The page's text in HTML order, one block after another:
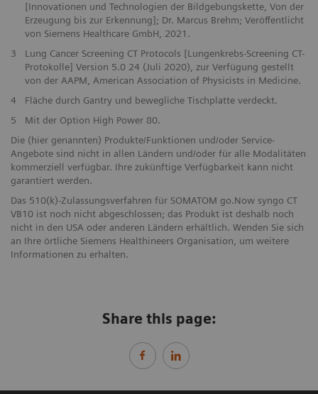
[Innovationen und Technologien der Bildgebungskette, Von der
Erzeugung bis zur Erkennung]; Dr. Marcus Brehm; Veröffentlicht
von Siemens Healthcare GmbH, 2021.
3
Lung Cancer Screening CT Protocols [Lungenkrebs-Screening CT-
Protokolle] Version 5.0 24 (Juli 2020), zur Verfügung gestellt
von der AAPM, American Association of Physicists in Medicine.
4
Fläche durch Gantry und bewegliche Tischplatte verdeckt.
5
Mit der Option High Power 80.
Die (hier genannten) Produkte/Funktionen und/oder Service-
Angebote sind nicht in allen Ländern und/oder für alle Modalitäten
kommerziell verfügbar. Ihre zukünftige Verfügbarkeit kann nicht
garantiert werden.
Das 510(k)-Zulassungsverfahren für SOMATOM go.Now syngo CT
VB10 ist noch nicht abgeschlossen; das Produkt ist deshalb noch
nicht in den USA oder anderen Ländern erhältlich. Wenden Sie sich
an Ihre örtliche Siemens Healthineers Organisation, um weitere
Informationen zu erhalten.
Share this page: